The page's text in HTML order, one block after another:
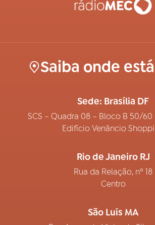
Saiba onde está
Sede: Brasília DF
SCS – Quadra 08 – Bloco B 50/60
Edifício Venâncio
Rio de Janeiro RJ
Rua da Relação, nº 18
Centro
São Luís MA